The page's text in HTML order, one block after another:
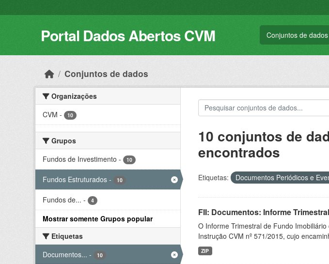
Portal Dados Abertos CVM Conjuntos de dados
Conjuntos de dados
Organizações
CVM - 10
Grupos
Fundos de Investimento - 10
Fundos Estruturados - 10
Fundos de... - 4
Mostrar somente Grupos popular
Etiquetas
Documentos... - 10
10 conjuntos de
encontrados
Etiquetas: Documentos Periódicos e
FII: Documentos: Informe
O Informe Trimestral de Fundo
Instrução CVM nº 571/2015, cujo
ZIP